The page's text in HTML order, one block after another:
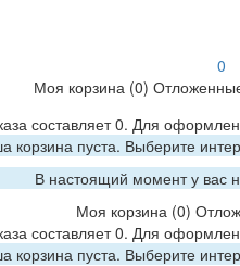
0
Моя корзина(0)
составляет 0. Для
корзина пуста. Выберите
В настоящий момент у вас
Моя корзина (0)
составляет 0. Для
корзина пуста. Выберите